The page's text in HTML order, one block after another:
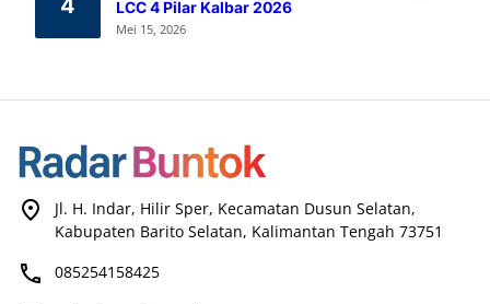
4
LCC 4 Pilar Kalbar 2026
Mei 15, 2026
Jl. H. Indar, Hilir Sper, Kecamatan Dusun Selatan,
Kabupaten Barito Selatan, Kalimantan Tengah 73751
085254158425